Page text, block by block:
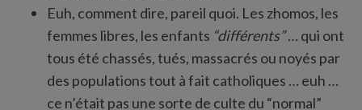
Euh, comment dire, pareil quoi. Les zhomos, les
femmes libres, les enfants “différents”… qui ont
tous été chassés, tués, massacrés ou noyés par
des populations tout à fait catholiques … euh …
ce n’était pas une sorte de culte du “normal”
r